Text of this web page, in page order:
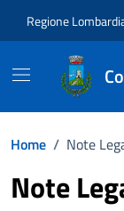
Regione
Home / Note
Note